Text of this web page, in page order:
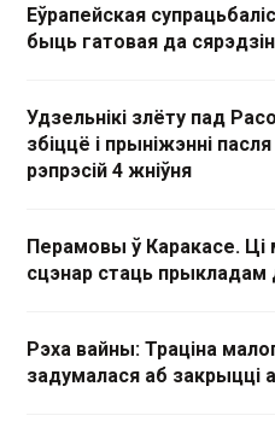
Еўрапейская
быць гатовая да
Удзельнікі злёту пад
збіццё і прыніжэнні
рэпрэсій 4 жніўня
Перамовы ў Каракасе. Ці
сцэнар стаць прыкладам
Рэха вайны: Траціна
задумалася аб закрыцці